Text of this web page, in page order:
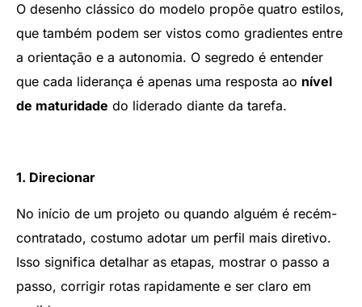
O desenho clássico do modelo propõe quatro estilos,
que também podem ser vistos como gradientes entre
a orientação e a autonomia. O segredo é entender
que cada liderança é apenas uma resposta ao nível
de maturidade do liderado diante da tarefa.
1. Direcionar
No início de um projeto ou quando alguém é recém-
contratado, costumo adotar um perfil mais diretivo.
Isso significa detalhar as etapas, mostrar o passo a
passo, corrigir rotas rapidamente e ser claro em